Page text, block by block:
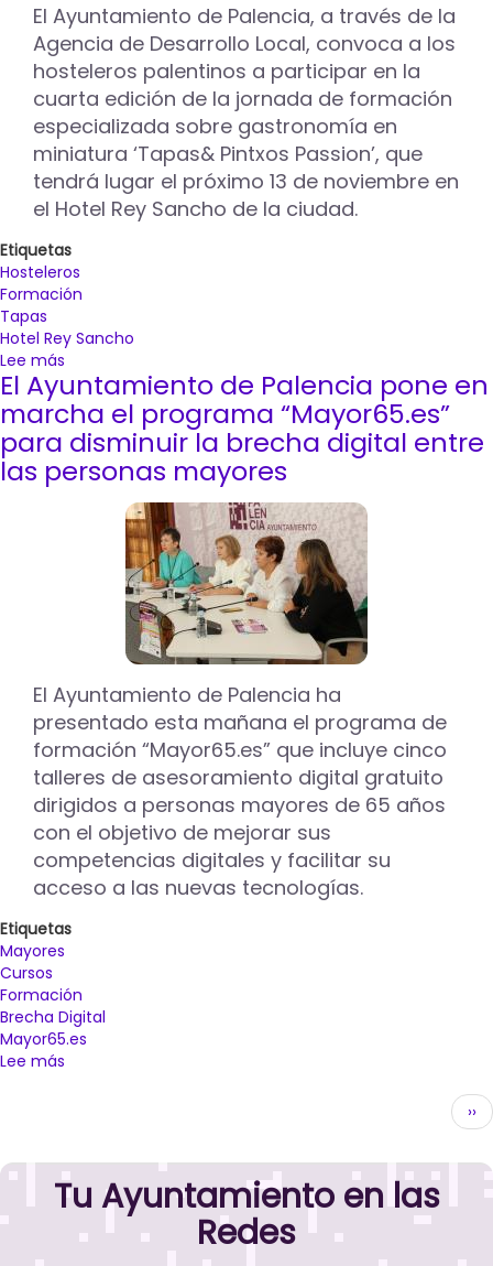
fin
con
la
inserción
laboral
de
tres
de
sus
alumnos
El Ayuntamiento de Palencia, a través de la
Agencia de Desarrollo Local, convoca a los
hosteleros palentinos a participar en la
cuarta edición de la jornada de formación
especializada sobre gastronomía en
miniatura ‘Tapas& Pintxos Passion’, que
tendrá lugar el próximo 13 de noviembre en
el Hotel Rey Sancho de la ciudad.
Etiquetas
Hosteleros
Formación
Tapas
Hotel Rey Sancho
Lee más
Una
treintena
de
hosteleros
palentinos
formarse
noviembre
edición
de
‘Tapas&Pintxos
Passion’
El Ayuntamiento de Palencia pone en
marcha el programa “Mayor65.es”
para disminuir la brecha digital entre
las personas mayores
El Ayuntamiento de Palencia ha
presentado esta mañana el programa de
formación “Mayor65.es” que incluye cinco
talleres de asesoramiento digital gratuito
dirigidos a personas mayores de 65 años
con el objetivo de mejorar sus
competencias digitales y facilitar su
acceso a las nuevas tecnologías.
Etiquetas
Mayores
Cursos
Formación
Brecha Digital
Mayor65.es
Lee más
pone
en
››
Tu Ayuntamiento en las
Redes